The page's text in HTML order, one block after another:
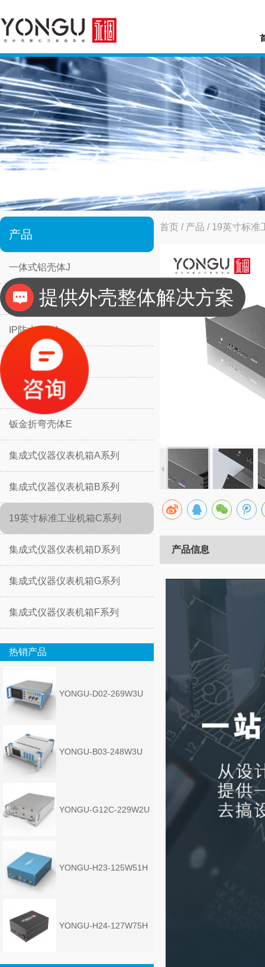
产品
一体式铝壳体J
分体式铝壳体H
IP防水壳体L
IP防水壳体M
挡板防护壳体K
钣金折弯壳体E
集成式仪器仪表机箱A系列
集成式仪器仪表机箱B系列
19英寸标准工业机箱C系列
集成式仪器仪表机箱D系列
集成式仪器仪表机箱G系列
集成式仪器仪表机箱F系列
热销产品
YONGU-D02-269W3U
YONGU-B03-248W3U
YONGU-G12C-229W2U
YONGU-H23-125W51H
YONGU-H24-127W75H
首页 / 产品 / 19英寸标准
产品信息
工业设计、二次设计